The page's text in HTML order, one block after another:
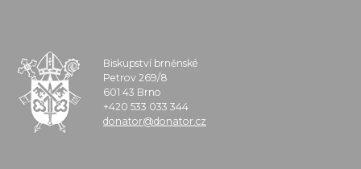
Biskupství brněnské
Petrov 269/8
601 43 Brno
+420 533 033 344
donator@donator.cz